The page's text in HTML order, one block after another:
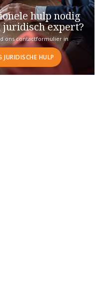
hulp nodig
juridisch expert?
ons contactformulier in
HULP